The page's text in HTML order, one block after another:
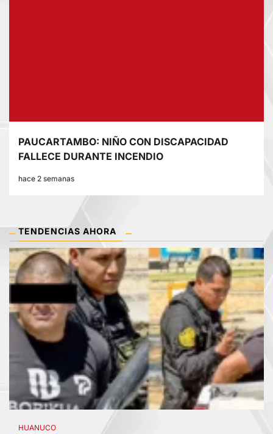
PAUCARTAMBO: NIÑO CON DISCAPACIDAD
FALLECE DURANTE INCENDIO
hace 2 semanas
TENDENCIAS AHORA
1
HUANUCO